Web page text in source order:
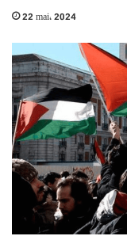
22 mai، 2024